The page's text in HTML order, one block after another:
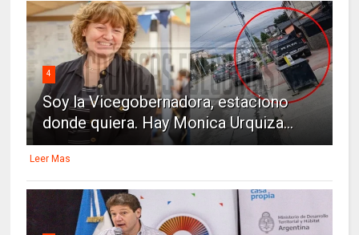
4
Soy la Vicegobernadora, estaciono
donde quiera. Hay Monica Urquiza...
Leer Mas